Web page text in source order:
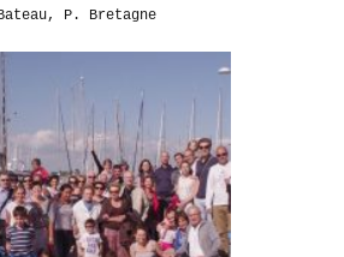
, P. Bretagne